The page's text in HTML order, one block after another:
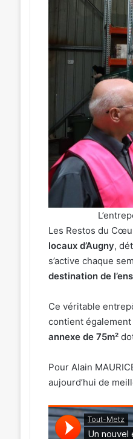
Les Restos du
locaux d’Augny,
s’active chaque
destination de
Ce véritable
contient également
annexe de 75m²
Pour Alain
aujourd’hui de
concerts prévues à
du 7 au 28 août